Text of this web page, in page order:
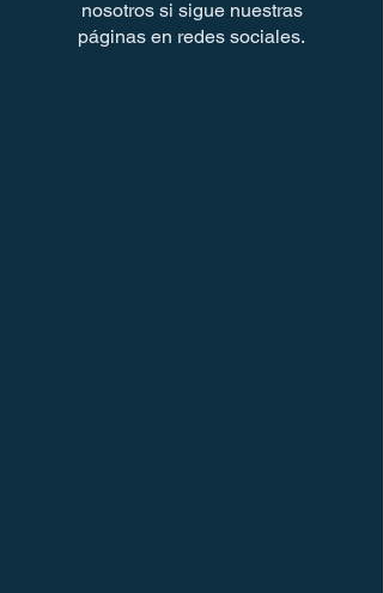
nosotros si sigue nuestras
páginas en redes sociales.